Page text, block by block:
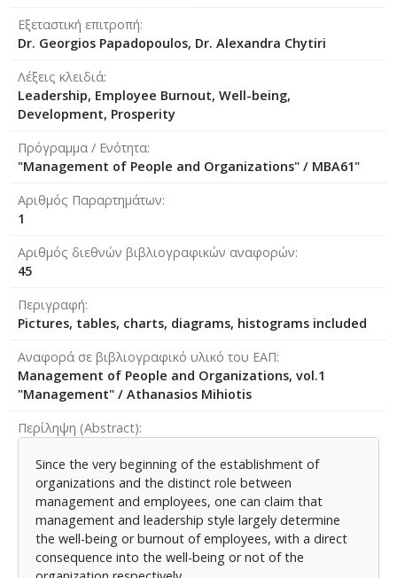
Εξεταστική επιτροπή
Dr. Georgios Papadopoulos, Dr. Alexandra Chytiri
Λέξεις κλειδιά
Leadership, Employee Burnout, Well-being,
Development, Prosperity
Πρόγραμμα / Ενότητα
"Management of People and Organizations" / MBA61"
Αριθμός Παραρτημάτων
1
Αριθμός διεθνών βιβλιογραφικών αναφορών
45
Περιγραφή
Pictures, tables, charts, diagrams, histograms included
Αναφορά σε βιβλιογραφικό υλικό του ΕΑΠ
Management of People and Organizations, vol.1
"Management" / Athanasios Mihiotis
Περίληψη (Abstract)
Since the very beginning of the establishment of
organizations and the distinct role between
management and employees, one can claim that
management and leadership style largely determine
the well-being or burnout of employees, with a direct
consequence into the well-being or not of the